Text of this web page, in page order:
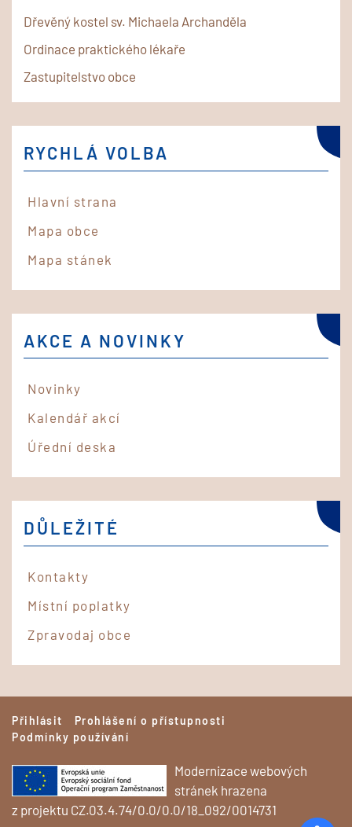
Dřevěný kostel sv. Michaela Archanděla
Ordinace praktického lékaře
Zastupitelstvo obce
RYCHLÁ VOLBA
Hlavní strana
Mapa obce
Mapa stánek
AKCE A NOVINKY
Novinky
Kalendář akcí
Úřední deska
DŮLEŽITÉ
Kontakty
Místní poplatky
Zpravodaj obce
Přihlásit
Prohlášení o přístupnosti
Podmínky používání
Modernizace webových
stránek hrazena
z projektu CZ.03.4.74/0.0/0.0/18_092/0014731